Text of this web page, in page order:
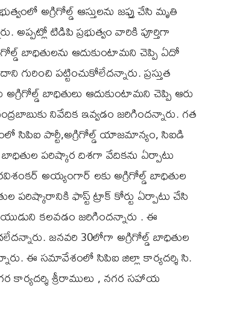
అగ్రిగోల్డ్ ఆస్తులను జప్తు చేసి మృతి
అప్పట్లో టిడిపి ప్రభుత్వం వారికి పూర్తిగా
బాధితులను ఆదుకుంటామని చెప్పి ఏదో
గురించి పట్టించుకోలేదన్నారు. ప్రస్తుత
బాధితులు ఆదుకుంటామని చెప్పి ఆరు
నివేదిక ఇవ్వడం జరిగిందన్నారు. గత
సిపిఐ పార్టీ,అగ్రిగోల్డ్ యాజమాన్యం, సిఐడి
పరిష్కార దిశగా వేదికను ఏర్పాటు
అయ్యంగార్ లకు అగ్రిగోల్డ్ బాధితుల
పరిష్కారానికి ఫాస్ట్ ట్రాక్ కోర్టు ఏర్పాటు చేసి
కలవడం జరిగిందన్నారు . ఈ
జనవరి 30లోగా అగ్రిగోల్డ్ బాధితుల
ఈ సమావేశంలో సిపిఐ జిల్లా కార్యదర్శి సి.
శ్రీరాములు , నగర సహాయ